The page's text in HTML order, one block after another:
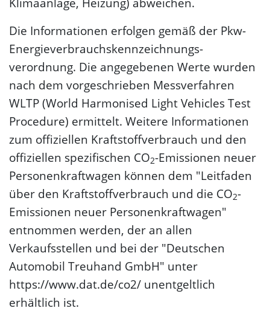
Die Informationen erfolgen gemäß der Pkw-
Energie­verbrauchs­kennzeichnungs­
verordnung. Die angegebenen Werte wurden
nach dem vorgeschrieben Messverfahren
WLTP (World Harmonised Light Vehicles Test
Procedure) ermittelt. Weitere Informationen
zum offiziellen Kraftstoffverbrauch und den
offiziellen spezifischen CO2-Emissionen neuer
Personenkraftwagen können dem "Leitfaden
über den Kraftstoffverbrauch und die CO2-
Emissionen neuer Personenkraftwagen"
entnommen werden, der an allen
Verkaufsstellen und bei der "Deutschen
Automobil Treuhand GmbH" unter
https://www.dat.de/co2/ unentgeltlich
erhältlich ist.